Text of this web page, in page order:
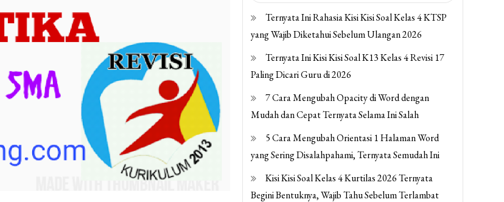
Ternyata Ini Rahasia Kisi Kisi Soal Kelas 4 KTSP
yang Wajib Diketahui Sebelum Ulangan 2026
Ternyata Ini Kisi Kisi Soal K13 Kelas 4 Revisi 17
Paling Dicari Guru di 2026
7 Cara Mengubah Opacity di Word dengan
Mudah dan Cepat Ternyata Selama Ini Salah
5 Cara Mengubah Orientasi 1 Halaman Word
yang Sering Disalahpahami, Ternyata Semudah Ini
Kisi Kisi Soal Kelas 4 Kurtilas 2026 Ternyata
Begini Bentuknya, Wajib Tahu Sebelum Terlambat